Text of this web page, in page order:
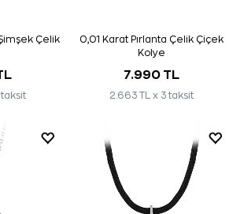
Çelik
taksit
0,01 Karat Pırlanta Çelik Çiçek
Kolye
7.990 TL
2.663 TL x 3 taksit